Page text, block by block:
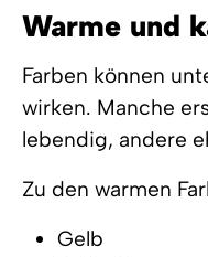
Warme und
Farben können
wirken. Manche
lebendig, andere
Zu den warmen
Gelb